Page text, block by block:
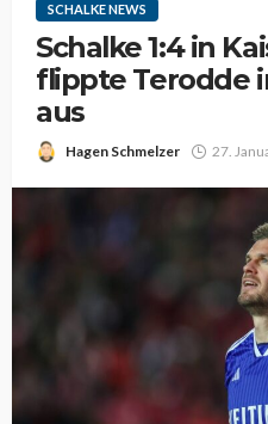
SCHALKE NEWS
Schalke 1:4 in
flippte Terodde
aus
Hagen Schmelzer 27.